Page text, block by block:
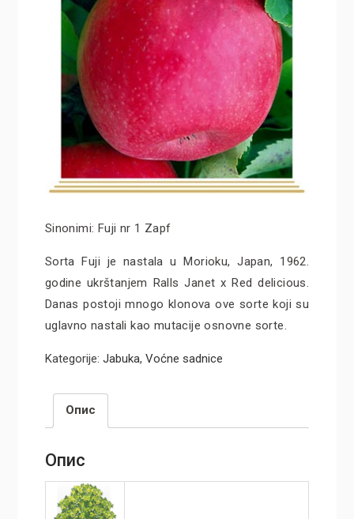
Sinonimi: Fuji nr 1 Zapf
Sorta Fuji je nastala u Morioku, Japan, 1962.
godine ukrštanjem Ralls Janet x Red delicious.
Danas postoji mnogo klonova ove sorte koji su
uglavno nastali kao mutacije osnovne sorte.
Kategorije: Jabuka, Voćne sadnice
Опис
Опис